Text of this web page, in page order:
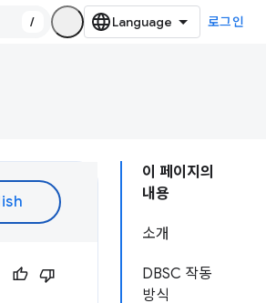
/ 로그인
이 페이지의
내용
소개
DBSC 작동
방식